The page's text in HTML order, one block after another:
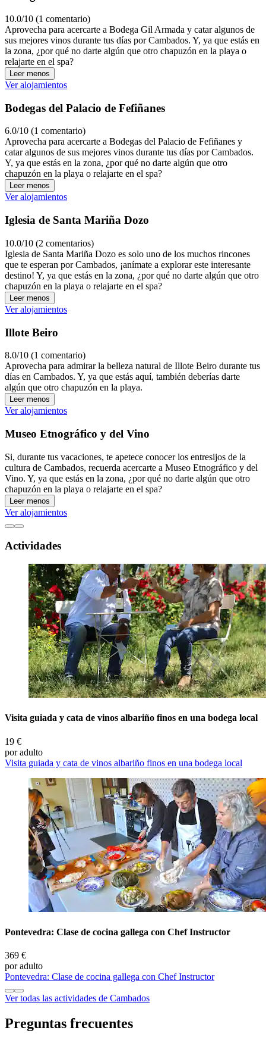
10.0/10 (1 comentario)
Aprovecha para acercarte a Bodega Gil Armada y catar algunos de
sus mejores vinos durante tus días por Cambados. Y, ya que estás en
la zona, ¿por qué no darte algún que otro chapuzón en la playa o
relajarte en el spa?
Leer menos
Ver alojamientos
Bodegas del Palacio de Fefiñanes
6.0/10 (1 comentario)
Aprovecha para acercarte a Bodegas del Palacio de Fefiñanes y
catar algunos de sus mejores vinos durante tus días por Cambados.
Y, ya que estás en la zona, ¿por qué no darte algún que otro
chapuzón en la playa o relajarte en el spa?
Leer menos
Ver alojamientos
Iglesia de Santa Mariña Dozo
10.0/10 (2 comentarios)
Iglesia de Santa Mariña Dozo es solo uno de los muchos rincones
que te esperan por Cambados, ¡anímate a explorar este interesante
destino! Y, ya que estás en la zona, ¿por qué no darte algún que otro
chapuzón en la playa o relajarte en el spa?
Leer menos
Ver alojamientos
Illote Beiro
8.0/10 (1 comentario)
Aprovecha para admirar la belleza natural de Illote Beiro durante tus
días en Cambados. Y, ya que estás aquí, también deberías darte
algún que otro chapuzón en la playa.
Leer menos
Ver alojamientos
Museo Etnográfico y del Vino
Si, durante tus vacaciones, te apetece conocer los entresijos de la
cultura de Cambados, recuerda acercarte a Museo Etnográfico y del
Vino. Y, ya que estás en la zona, ¿por qué no darte algún que otro
chapuzón en la playa o relajarte en el spa?
Leer menos
Ver alojamientos
Actividades
Visita guiada y cata de vinos albariño finos en una bodega local
19 €
por adulto
Visita guiada y cata de vinos albariño finos en una bodega local
Pontevedra: Clase de cocina gallega con Chef Instructor
369 €
por adulto
Pontevedra: Clase de cocina gallega con Chef Instructor
Ver todas las actividades de Cambados
Preguntas frecuentes